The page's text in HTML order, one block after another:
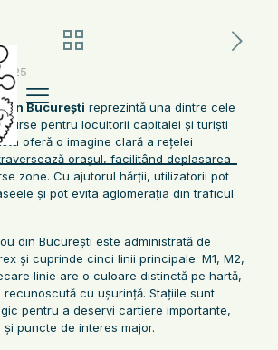
din București reprezintă una dintre cele
pentru locuitorii capitalei și turiști
oferă o imagine clară a rețelei
orașul, facilitând deplasarea
zone. Cu ajutorul hărții, utilizatorii pot
și pot evita aglomerația din traficul
din București este administrată de
și cuprinde cinci linii principale: M1, M2,
linie are o culoare distinctă pe hartă,
cu ușurință. Stațiile sunt
pentru a deservi cartiere importante,
puncte de interes major.